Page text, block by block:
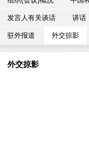
发言人有关谈话 讲话
驻外报道 外交掠影
外交掠影